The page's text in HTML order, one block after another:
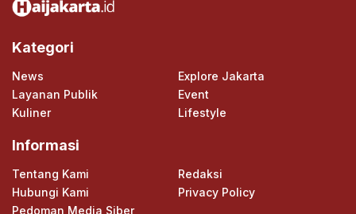
Kategori
News
Explore Jakarta
Layanan Publik
Event
Kuliner
Lifestyle
Informasi
Tentang Kami
Redaksi
Hubungi Kami
Privacy Policy
Pedoman Media Siber